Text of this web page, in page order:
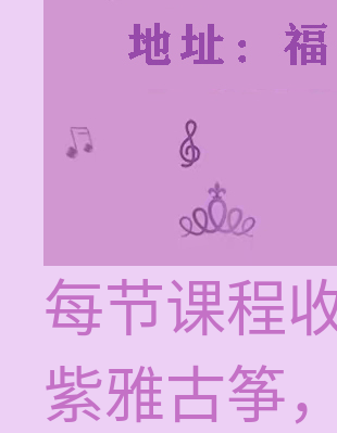
每节课程
紫雅古筝